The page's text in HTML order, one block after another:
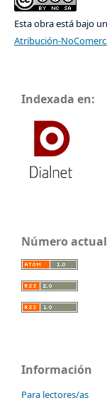
Esta obra está bajo
Atribución-
Indexada en:
Número actual
Información
Para lectores/as